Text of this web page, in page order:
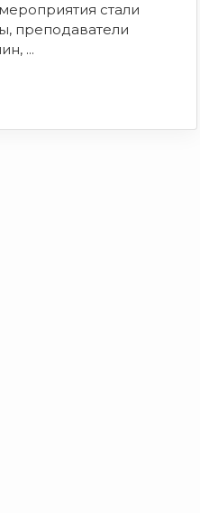
стали
преподаватели
...